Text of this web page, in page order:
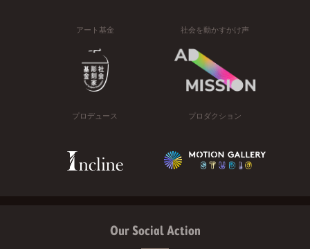
アート基金 社会を動かすかけ声
プロデュース プロダクション
Our Social Action